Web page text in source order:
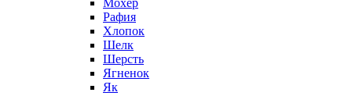
Мохер
Рафия
Хлопок
Шелк
Шерсть
Ягненок
Як